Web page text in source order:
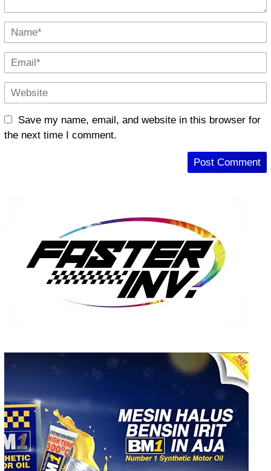
Save my name, email, and website in this browser for
the next time I comment.